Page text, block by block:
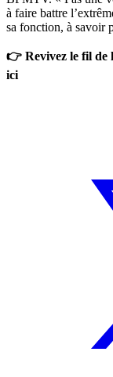
à faire battre
sa fonction, à savoir
👉 Revivez le fil de
ici